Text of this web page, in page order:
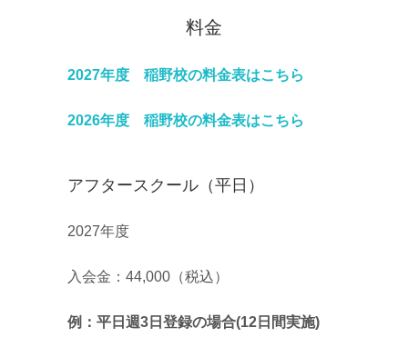
料金
2027年度 稲野校の料金表はこちら
2026年度 稲野校の料金表はこちら
アフタースクール（平日）
2027年度
入会金：44,000（税込）
例：平日週3日登録の場合(12日間実施)